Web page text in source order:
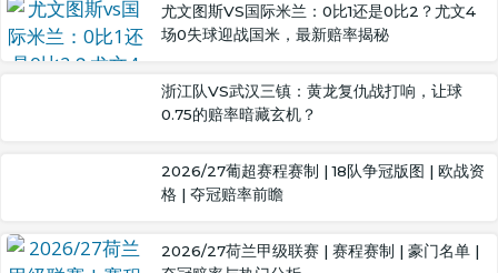
尤文图斯VS国际米兰：0比1还是0比2？尤文4
场0失球迎战国米，最新赔率揭秘
浙江队VS武汉三镇：黄龙复仇战打响，让球
0.75的赔率暗藏玄机？
2026/27葡超赛程赛制 | 18队争冠版图 | 欧战资
格 | 夺冠赔率前瞻
2026/27荷兰甲级联赛 | 赛程赛制 | 豪门名单 |